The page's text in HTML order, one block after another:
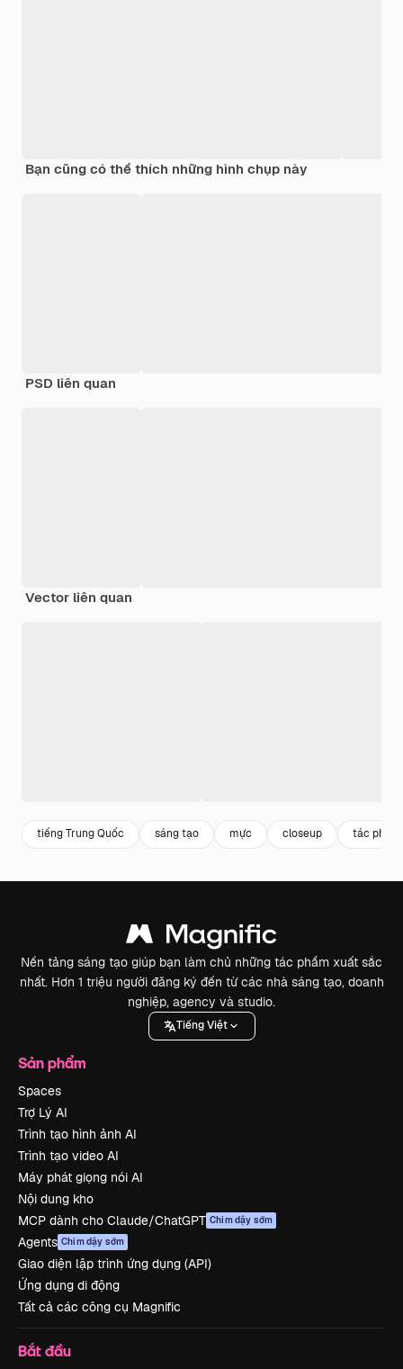
Bạn cũng có thể thích những hình chụp này
PSD liên quan
Vector liên quan
tiếng Trung Quốc sáng tạo mực closeup tác
Nền tảng sáng tạo giúp bạn làm chủ những tác phẩm xuất sắc
nhất. Hơn 1 triệu người đăng ký đến từ các nhà sáng tạo, doanh
nghiệp, agency và studio.
Tiếng Việt
Sản phẩm
Spaces
Trợ Lý AI
Trình tạo hình ảnh AI
Trình tạo video AI
Máy phát giọng nói AI
Nội dung kho
MCP dành cho Claude/ChatGPT Chim dậy sớm
Agents Chim dậy sớm
Giao diện lập trình ứng dụng (API)
Ứng dụng di động
Tất cả các công cụ Magnific
Bắt đầu